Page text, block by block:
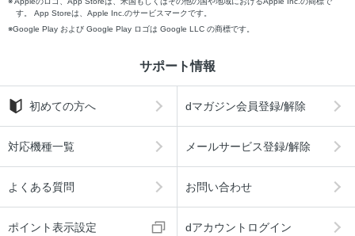
す。 App Storeは、Apple Inc.のサービスマークです。
Google Play および Google Play ロゴは Google LLC の商標です。
サポート情報
初めての方へ dマガジン会員登録/解除
対応機種一覧 メールサービス登録/解除
よくある質問 お問い合わせ
ポイント表示設定 dアカウントログイン